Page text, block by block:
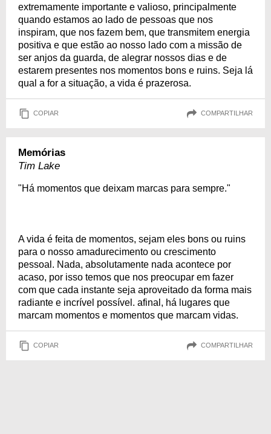
extremamente importante e valioso, principalmente
quando estamos ao lado de pessoas que nos
inspiram, que nos fazem bem, que transmitem energia
positiva e que estão ao nosso lado com a missão de
ser anjos da guarda, de alegrar nossos dias e de
estarem presentes nos momentos bons e ruins. Seja lá
qual a for a situação, a vida é prazerosa.
COPIAR COMPARTILHAR
Memórias
Tim Lake
"Há momentos que deixam marcas para sempre."
A vida é feita de momentos, sejam eles bons ou ruins
para o nosso amadurecimento ou crescimento
pessoal. Nada, absolutamente nada acontece por
acaso, por isso temos que nos preocupar em fazer
com que cada instante seja aproveitado da forma mais
radiante e incrível possível. afinal, há lugares que
marcam momentos e momentos que marcam vidas.
COPIAR COMPARTILHAR